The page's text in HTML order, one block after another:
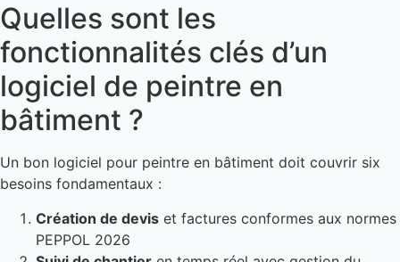
Quelles sont les
fonctionnalités clés d’un
logiciel de peintre en
bâtiment ?
Un bon logiciel pour peintre en bâtiment doit couvrir six
besoins fondamentaux :
Création de devis et factures conformes aux normes
PEPPOL 2026